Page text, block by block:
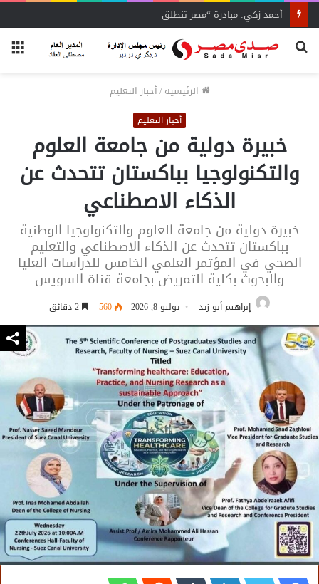
أحمد زكي: مبادرة “مصر تنطلق بالتصدير”
بحث
الرئيسية/أخبار التعليم
أخبار التعليم
خبيرة دولية من جامعة العلوم
والتكنولوجيا بباكستان تتحدث عن
الذكاء الاصطناعي
خبيرة دولية من جامعة العلوم والتكنولوجيا الوطنية
بباكستان تتحدث عن الذكاء الاصطناعي والتعليم
الصحي في المؤتمر العلمي الخامس للدراسات العليا
والبحوث بكلية التمريض بجامعة قناة السويس
إبراهيم أبو زيد يوليو 8, 2026 560